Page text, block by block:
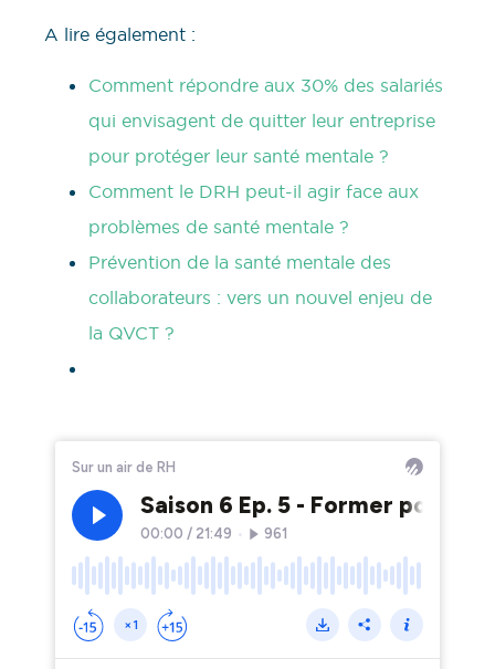
A lire également :
Comment répondre aux 30% des salariés
qui envisagent de quitter leur entreprise
pour protéger leur santé mentale ?
Comment le DRH peut-il agir face aux
problèmes de santé mentale ?
Prévention de la santé mentale des
collaborateurs : vers un nouvel enjeu de
la QVCT ?